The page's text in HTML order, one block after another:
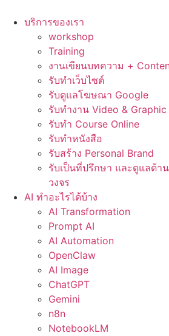
บริการของเรา
workshop
Training
งานเขียนบทความ +
รับทำเว็บไซต์
รับดูแลโฆษณา Google
รับทำงาน Video &
รับทำ Course Online
รับทำหนังสือ
รับสร้าง Personal Brand
รับเป็นที่ปรึกษา และดูแลด้า
วงจร
AI ทำอะไรได้บ้าง
AI Transformation
Prompt AI
AI Automation
OpenClaw
AI Image
ChatGPT
Gemini
n8n
NotebookLM